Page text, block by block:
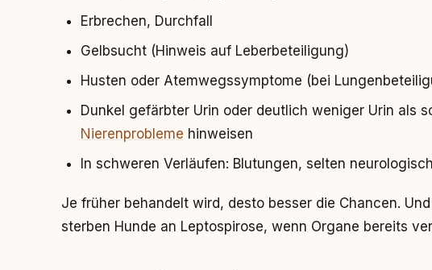
Erbrechen, Durchfall
Gelbsucht (Hinweis auf Leberbeteiligung)
Husten oder Atemwegssymptome (bei
Dunkel gefärbter Urin oder deutlich weniger Urin als
Nierenprobleme hinweisen
In schweren Verläufen: Blutungen, selten
Je früher behandelt wird, desto besser die Chancen.
sterben Hunde an Leptospirose, wenn Organe bereits